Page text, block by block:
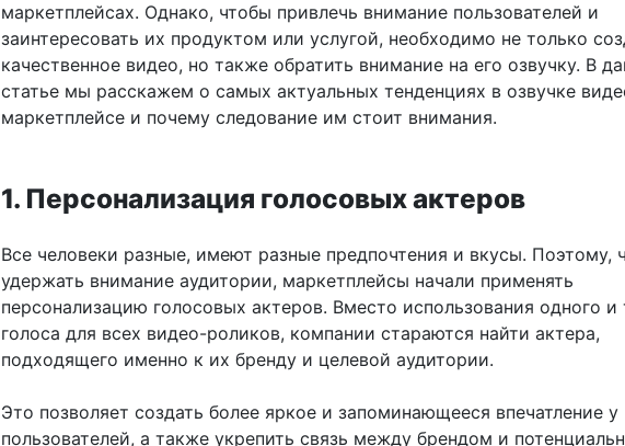
маркетплейсах. Однако, чтобы привлечь внимание пользователей и
заинтересовать их продуктом или услугой, необходимо не только
качественное видео, но также обратить внимание на его озвучку. В
статье мы расскажем о самых актуальных тенденциях в озвучке
маркетплейсе и почему следование им стоит внимания.
1. Персонализация голосовых актеров
Все человеки разные, имеют разные предпочтения и вкусы. Поэтому,
удержать внимание аудитории, маркетплейсы начали применять
персонализацию голосовых актеров. Вместо использования одного и
голоса для всех видео-роликов, компании стараются найти актера,
подходящего именно к их бренду и целевой аудитории.
Это позволяет создать более яркое и запоминающееся впечатление у
пользователей, а также укрепить связь между брендом и